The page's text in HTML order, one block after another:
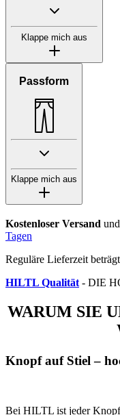
Klappe mich aus
Passform
Klappe mich aus
Kostenloser Versand
Tagen
Reguläre Lieferzeit beträgt
HILTL Qualität - DIE
WARUM SIE
Knopf auf Stiel –
Bei HILTL ist jeder